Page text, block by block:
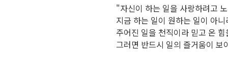
"자신이 하는 일을 사랑하려고
지금 하는 일이 원하는 일이 아
주어진 일을 천직이라 믿고 온
그러면 반드시 일의 즐거움이 보